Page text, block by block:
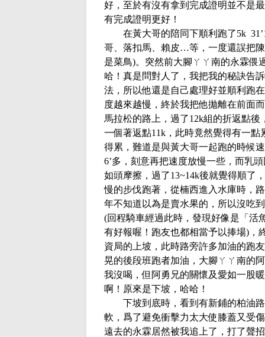
好，至於有沒有拿到完成證明並不是
有完成證明更好！
在黃大哥的陪同下順利跑了5k
哥、落扣馬、賴皮…等，一度還誤把
是菜鳥)。突然前大腳ㄚㄚ南的永霖偎
哈！真是問對人了，我把我的秘訣告
法，所以他還是自己處理好並順利跑
度越來越慢，終於我把他拋離在前面
馬拉松的路上，過了12k組的折返點後
一個著返點11k ，此時竟然覺得有一
得累，難道是與黃大哥一起跑的時候
6’多，刻意再把速度放慢一些，而乳
如頭摩擦，過了13~14k後就覺得順了
慢的步伐跑著，從楠西進入水庫時，
年不知道以為是賣水果的，所以沒吃
(回程騎車經過此時，發現好像是「活
有好報喔！跑友也都相當予以捧場) ，
資局的上坡，此時路旁許多加油的跑
晃的後段班跑者加油，大腳ㄚㄚ南的
我沒喝，但阿勇兄的關懷及愛如一股
啊！原來是下坡，哈哈！
下坡到底時，看到有新鋪的柏油
軟，爲了避免衝擊力太大使膝蓋又受
遠去的永霖居然被我追上了，打了聲